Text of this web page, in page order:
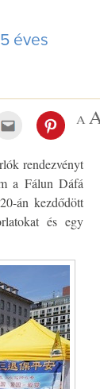
éves
rendezvényt
a Fálun Dáfá
án kezdődött
és egy